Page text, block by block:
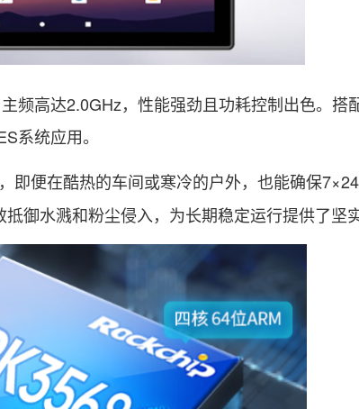
高达2.0GHz，性能强劲且功耗控制出色。搭
系统应用。
便在酷热的车间或寒冷的户外，也能确保
御水溅和粉尘侵入，为长期稳定运行提供了坚